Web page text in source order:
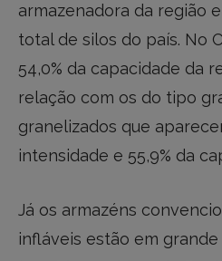
armazenadora da região
total de silos do país. No
54,0% da capacidade da
relação com os do tipo
granelizados que
intensidade e 55,9% da
Já os armazéns
infláveis estão em